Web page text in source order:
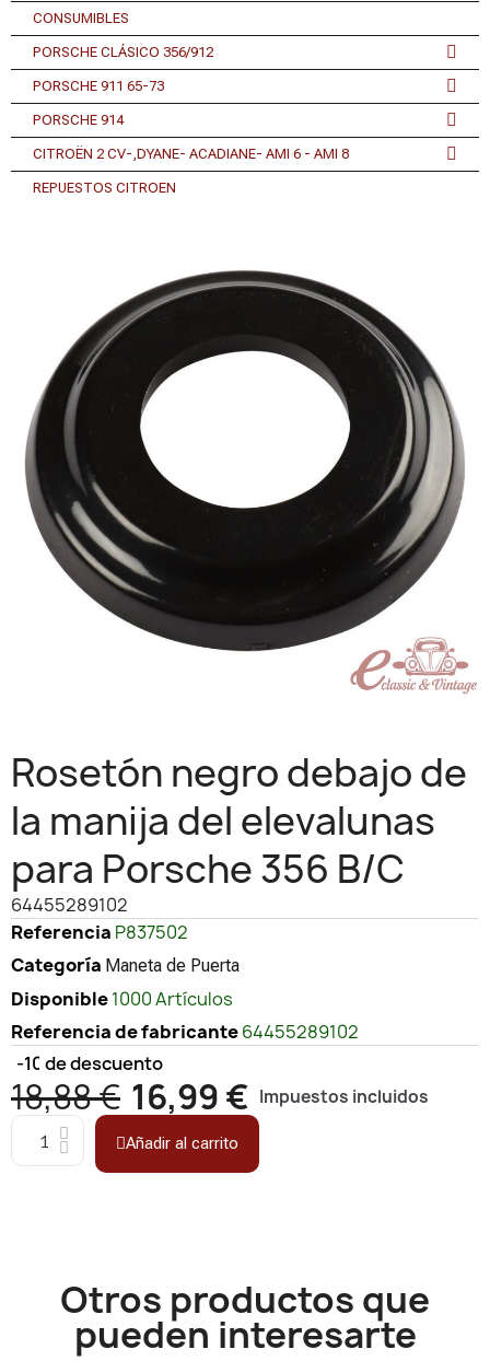
CONSUMIBLES
PORSCHE CLÁSICO 356/912
PORSCHE 911 65-73
PORSCHE 914
CITROËN 2 CV-,DYANE- ACADIANE- AMI 6 - AMI 8
REPUESTOS CITROEN
Rosetón negro debajo de
la manija del elevalunas
para Porsche 356 B/C
64455289102
Referencia P837502
Categoría Maneta de Puerta
Disponible1000 Artículos
Referencia de fabricante64455289102
-10%de descuento
18,88 € 16,99 € Impuestos incluidos
Añadir al carrito
Otros productos que
pueden interesarte​